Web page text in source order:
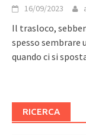
16/09/2023
Il trasloco,
spesso sembrare
quando ci si
RICERCA